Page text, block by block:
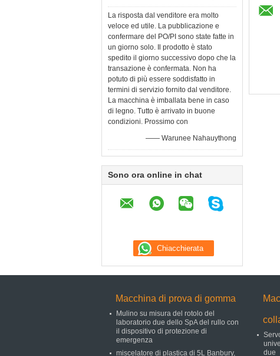
La risposta dal venditore era molto
veloce ed utile. La pubblicazione e
confermare del PO/PI sono state fatte in
un giorno solo. Il prodotto è stato
spedito il giorno successivo dopo che la
transazione è confermata. Non ha
potuto di più essere soddisfatto in
termini di servizio fornito dal venditore.
La macchina è imballata bene in caso
di legno. Tutto è arrivato in buone
condizioni. Prossimo con
—— Warunee Nahauythong
Sono ora online in chat
Macchina di prova di gomma
Mulino su misura del rotolo del
laboratorio due dello SpA del rullo con
il dispositivo di protezione di
emergenza
miscelatore di plastica di 5L Banbury,
due